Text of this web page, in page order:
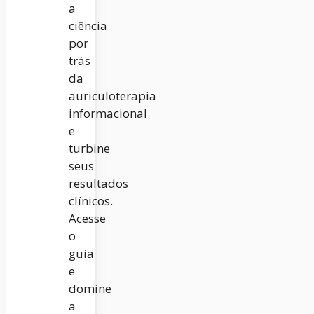
a
ciência
por
trás
da
auriculoterapia
informacional
e
turbine
seus
resultados
clínicos.
Acesse
o
guia
e
domine
a